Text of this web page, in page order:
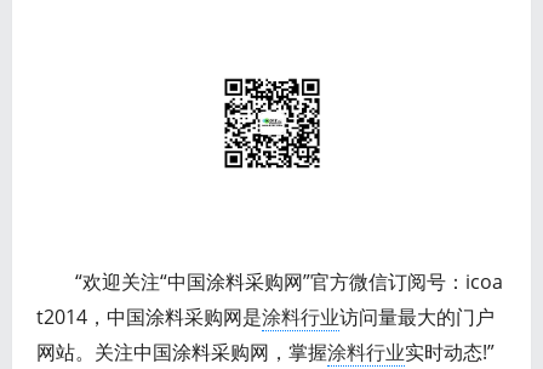
“欢迎关注“中国涂料采购网”官方微信订阅号：icoa
t2014，中国涂料采购网是涂料行业访问量最大的门户
网站。关注中国涂料采购网，掌握涂料行业实时动态!”